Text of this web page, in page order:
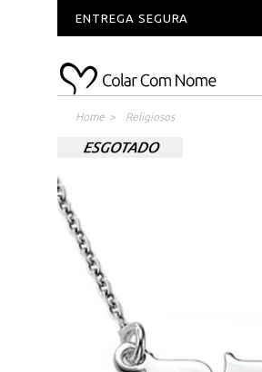
ENTREGA SEGURA
Home > Religiosos